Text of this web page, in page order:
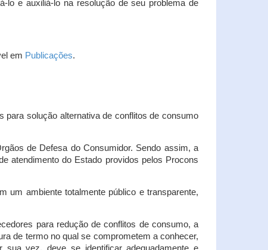
lo e auxiliá-lo na resolução de seu problema de
em Publicações.
para solução alternativa de conflitos de consumo
de Defesa do Consumidor. Sendo assim, a
atendimento do Estado providos pelos Procons
um ambiente totalmente público e transparente,
para redução de conflitos de consumo, a
de termo no qual se comprometem a conhecer,